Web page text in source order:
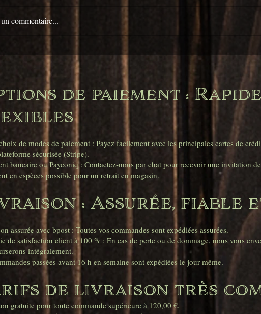
Cubain
Le style à l'honneur :
commentaire...
de paiement :
de modes de paiement : Payez facilement avec les principales cartes de
sécurisée (Stripe).
bancaire ou Payconiq : Contactez-nous par chat pour recevoir une invitation
en espèces possible pour un retrait en magasin.
: Assurée, fiable
assurée avec bpost : Toutes vos commandes sont expédiées assurées.
de satisfaction client à 100 % : En cas de perte ou de dommage, nous vous
intégralement.
passées avant 16 h en semaine sont expédiées le jour même.
de livraison très
gratuite pour toute commande supérieure à 120,00 €.